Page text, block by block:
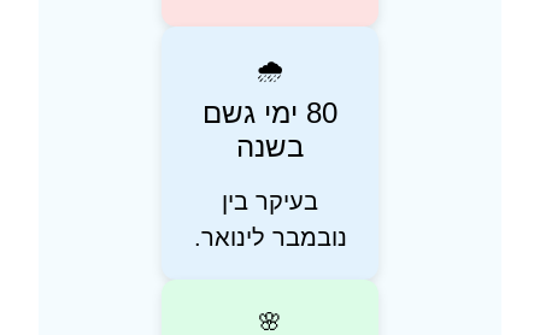
80 ימי גשם
בשנה
בעיקר בין
נובמבר לינואר.